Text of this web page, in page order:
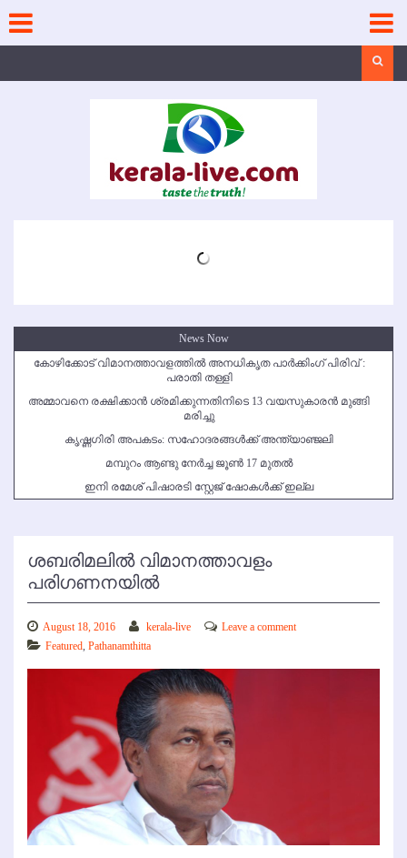
content
News Now
കോഴിക്കോട് വിമാനത്താവളത്തില്‍ അനധികൃത പാര്‍ക്കിംഗ് പിരിവ് :
പരാതി തള്ളി
അമ്മാവനെ രക്ഷിക്കാന്‍ ശ്രമിക്കുന്നതിനിടെ 13 വയസുകാരന്‍ മുങ്ങി
മരിച്ചു
കൃഷ്ണഗിരി അപകടം: സഹോദരങ്ങള്‍ക്ക് അന്ത്യാഞ്ജലി
മമ്പുറം ആണ്ടു നേര്‍ച്ച ജൂണ്‍ 17 മുതല്‍
ഇനി രമേശ് പിഷാരടി സ്റ്റേജ് ഷോകള്‍ക്ക് ഇല്ല
ശബരിമലില്‍ വിമാനത്താവളം
പരിഗണനയില്‍
August 18, 2016 kerala-live
Leave a comment
Featured Pathanamthitta